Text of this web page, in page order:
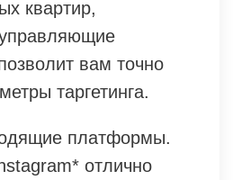
квартир,
вам точно
таргетинга.
платформы.
отлично